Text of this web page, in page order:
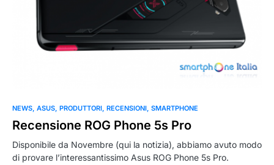
0
NEWS ASUS PRODUTTORI RECENSIONI SMARTPHONE
Recensione ROG Phone 5s Pro
Disponibile da Novembre (qui la notizia), abbiamo avuto modo
di provare l’interessantissimo Asus ROG Phone 5s Pro.